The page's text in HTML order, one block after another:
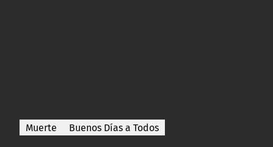
Muerte Buenos Días a Todos